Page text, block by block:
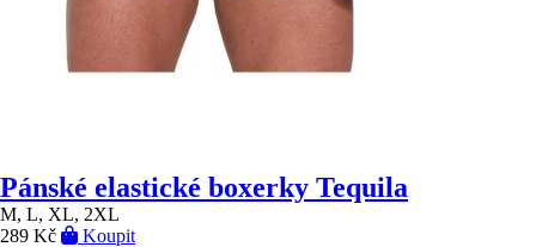
Pánské elastické boxerky Tequila
M, L, XL, 2XL
289 Kč
Koupit